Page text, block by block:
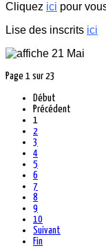
Cliquez ici pour
Lise des inscrits ici
Page 1 sur 23
Début
Précédent
1
2
3
4
5
6
7
8
9
10
Suivant
Fin